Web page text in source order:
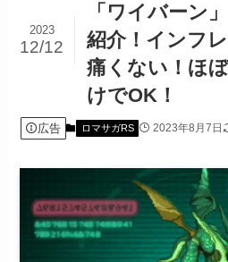
「ワイバーン
紹介！インフ
痛くない！ほ
けでOK！
2023
12/12
広告 ロマサガRS 2023年8月7日